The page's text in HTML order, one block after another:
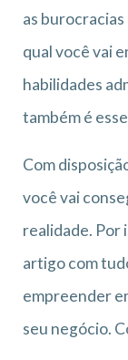
as burocracias
qual você vai
habilidades
também é
Com
você vai
realidade. Por
artigo com
empreender
seu negócio.